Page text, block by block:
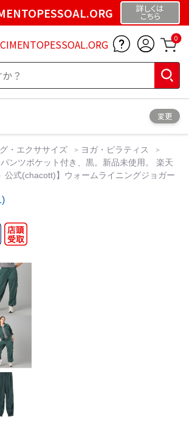
詳しくは
こちら
0
変更
・エクササイズ
ヨガ・ピラティス
ンツポケット付き、黒。新品未使用。 楽天
公式(chacott)】ウォームライニングジョガー